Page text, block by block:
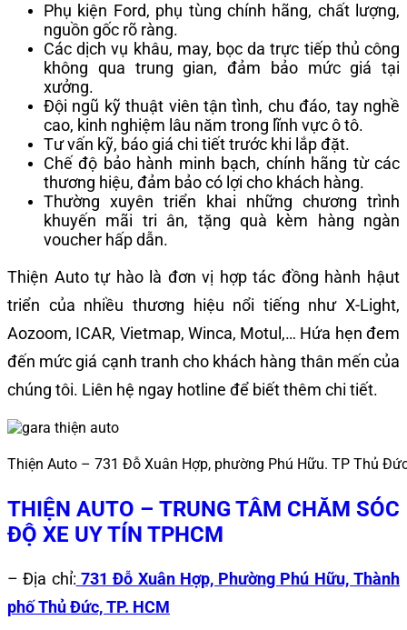
Phụ kiện Ford, phụ tùng chính hãng, chất lượng,
nguồn gốc rõ ràng.
Các dịch vụ khâu, may, bọc da trực tiếp thủ công
không qua trung gian, đảm bảo mức giá tại
xưởng.
Đội ngũ kỹ thuật viên tận tình, chu đáo, tay nghề
cao, kinh nghiệm lâu năm trong lĩnh vực ô tô.
Tư vấn kỹ, báo giá chi tiết trước khi lắp đặt.
Chế độ bảo hành minh bạch, chính hãng từ các
thương hiệu, đảm bảo có lợi cho khách hàng.
Thường xuyên triển khai những chương trình
khuyến mãi tri ân, tặng quà kèm hàng ngàn
voucher hấp dẫn.
Thiện Auto tự hào là đơn vị hợp tác đồng hành hậut
triển của nhiều thương hiệu nổi tiếng như X-Light,
Aozoom, ICAR, Vietmap, Winca, Motul,… Hứa hẹn đem
đến mức giá cạnh tranh cho khách hàng thân mến của
chúng tôi. Liên hệ ngay hotline để biết thêm chi tiết.
Thiện Auto – 731 Đỗ Xuân Hợp, phường Phú Hữu. TP Thủ
THIỆN AUTO – TRUNG TÂM CHĂM SÓC
ĐỘ XE UY TÍN TPHCM
– Địa chỉ: 731 Đỗ Xuân Hợp, Phường Phú Hữu, Thành
phố Thủ Đức, TP. HCM